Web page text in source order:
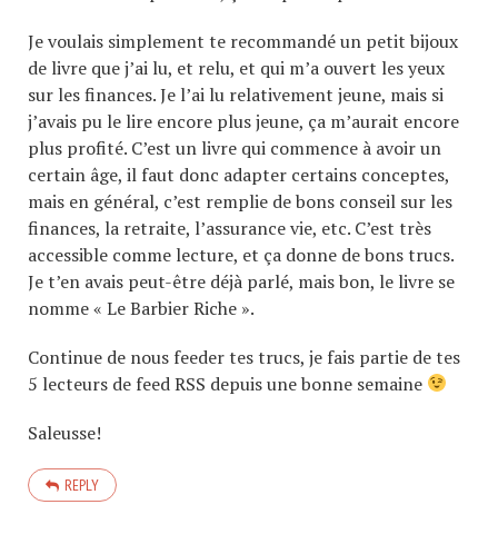
Je voulais simplement te recommandé un petit bijoux
de livre que j’ai lu, et relu, et qui m’a ouvert les yeux
sur les finances. Je l’ai lu relativement jeune, mais si
j’avais pu le lire encore plus jeune, ça m’aurait encore
plus profité. C’est un livre qui commence à avoir un
certain âge, il faut donc adapter certains conceptes,
mais en général, c’est remplie de bons conseil sur les
finances, la retraite, l’assurance vie, etc. C’est très
accessible comme lecture, et ça donne de bons trucs.
Je t’en avais peut-être déjà parlé, mais bon, le livre se
nomme « Le Barbier Riche ».
Continue de nous feeder tes trucs, je fais partie de tes
5 lecteurs de feed RSS depuis une bonne semaine
Saleusse!
REPLY